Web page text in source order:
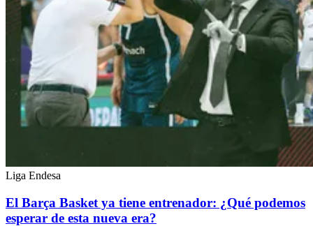
Liga Endesa
El Barça Basket ya tiene entrenador: ¿Qué podemos
esperar de esta nueva era?